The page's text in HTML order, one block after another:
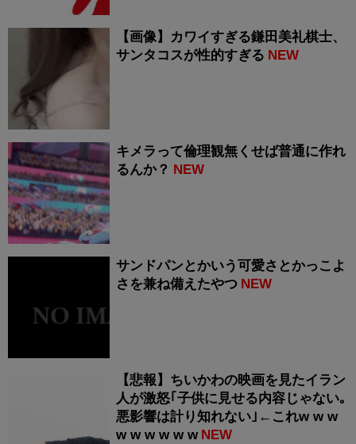
【画像】カワイすぎる鎌田美礼棋士、
サンタコスが性的すぎる NEW
キメラって倫理観無くせば普通に作れ
るんか？ NEW
サンドパンとかいう可愛さとかっこよ
さを兼ね備えたやつ NEW
【悲報】ちいかわの映画を見たイラン
人が激怒｢子供に見せる内容じゃない｡
悪影響は計り知れない｣←これw w w
w w w w w w NEW